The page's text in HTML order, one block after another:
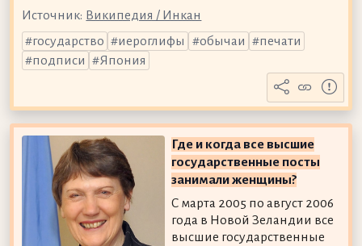
Источник: Википедия / Инкан
государство
иероглифы обычаи
печати
подписи
Япония
Где и когда все высшие
государственные посты
занимали женщины?
С марта 2005 по август 2006
года в Новой Зеландии все
высшие государственные